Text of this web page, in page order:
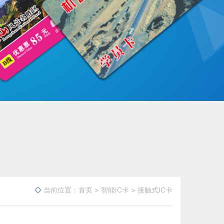
当前位置： 首页 > 智能IC卡 > 接触式IC卡